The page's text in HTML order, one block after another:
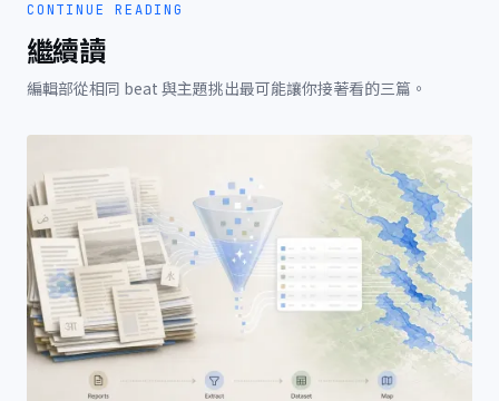
CONTINUE READING
繼續讀
編輯部從相同 beat 與主題挑出最可能讓你接著看的三篇。